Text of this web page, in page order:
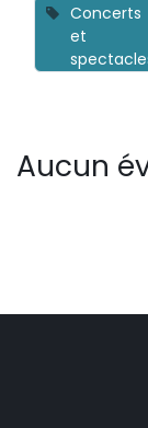
Concerts
et
Aucun